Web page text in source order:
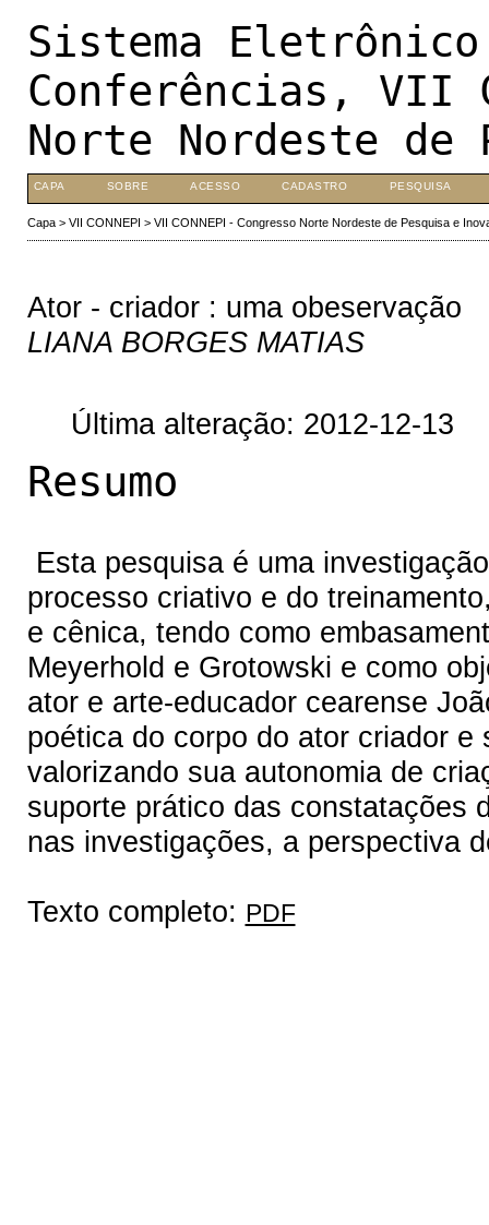
Sistema
Conferências, VII
Norte Nordeste de
CAPA SOBRE ACESSO CADASTRO PESQUISA
Capa> VII CONNEPI > VII CONNEPI - Congresso Norte Nordeste de Pesquisa e
Ator - criador : uma obeservação
LIANA BORGES MATIAS
Última alteração: 2012-12-13
Resumo
Esta pesquisa é uma
processo criativo e do
e cênica, tendo como
Meyerhold e Grotowski e como
ator e arte-educador cearense
poética do corpo do ator criador
valorizando sua autonomia de
suporte prático das constatações
nas investigações, a perspectiva
Texto completo: PDF